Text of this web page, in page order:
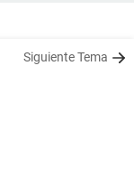
Siguiente Tema